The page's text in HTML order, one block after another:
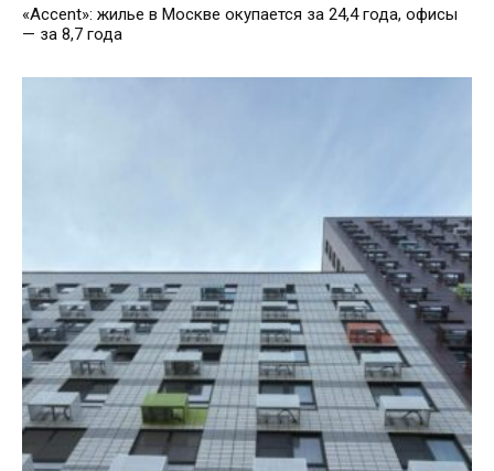
«Accent»: жилье в Москве окупается за 24,4 года, офисы
— за 8,7 года